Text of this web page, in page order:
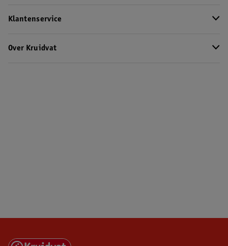
Klantenservice
Over Kruidvat